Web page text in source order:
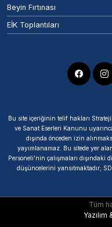
Beyin Fırtınası
EİK Toplantıları
Bu site içeriğinin telif hakları
ve Sanat Eserleri Kanunu
dışında önceden izin
yayımlanamaz. Bu sitede yer
Personeli'nin çalışmaları dışındaki
düşüncelerini yansıtmaktadır;
Tüm
Yazılım